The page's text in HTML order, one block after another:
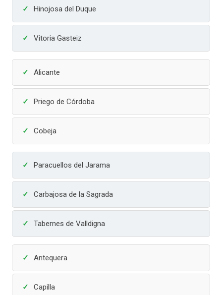
Hinojosa del Duque
Vitoria Gasteiz
Alicante
Priego de Córdoba
Cobeja
Paracuellos del Jarama
Carbajosa de la Sagrada
Tabernes de Valldigna
Antequera
Capilla